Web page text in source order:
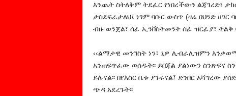
እንጨት ስትለቅም ትደፈር የነበረችውን ልጃገረድ፣
ታስደፍራታለህ፤ ነገም ባቡር ውስጥ (ዛሬ በህንድ ሀገር
ብዙ ወንጀል፣ ሰፊ ኢንቨስትመንት ሰፊ ዝርፊያ፣
‹‹ልማታዊ መንግስት ነን፣ ኒዎ ሊብራሊዝምን
አንጠፍጥፈው ወሰዱት፡፡ ይበጃል ያልነውን ስንጽፍና
ይሉናል፡፡ በየእስር ቤቱ ያጉሩናል፤ ድንበር አሻግረው
ጭዳ አደረጉት፡፡